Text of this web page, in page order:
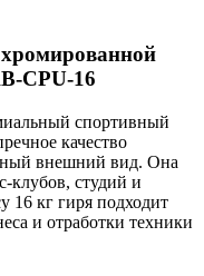
CPU-16
спортивный
качество
внешний вид. Она
клубов, студий и
16 кг гиря подходит
и отработки техники